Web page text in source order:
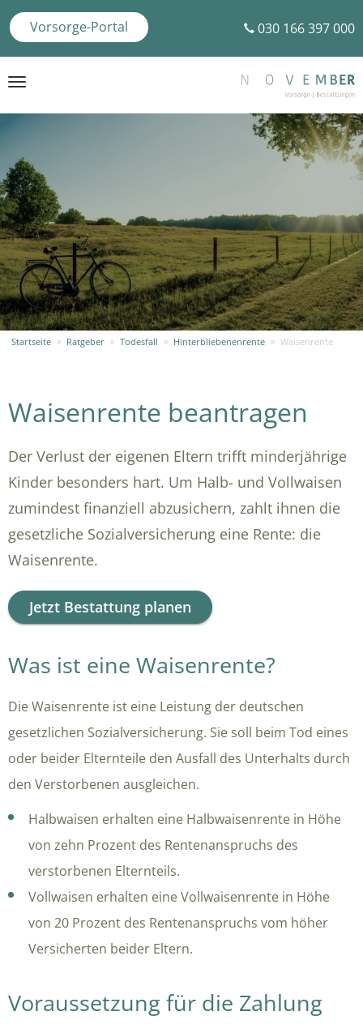
030 166 397 000
Vorsorge-Portal
Toggle
Startseite » Ratgeber » Todesfall » Hinterbliebenenrente » Waisenrente
Waisenrente beantragen
Der Verlust der eigenen Eltern trifft minderjährige
Kinder besonders hart. Um Halb- und Vollwaisen
zumindest finanziell abzusichern, zahlt ihnen die
gesetzliche Sozialversicherung eine Rente: die
Waisenrente.
Jetzt Bestattung planen
Was ist eine Waisenrente?
Die Waisenrente ist eine Leistung der deutschen
gesetzlichen Sozialversicherung. Sie soll beim Tod eines
oder beider Elternteile den Ausfall des Unterhalts durch
den Verstorbenen ausgleichen.
Halbwaisen erhalten eine Halbwaisenrente in Höhe
von zehn Prozent des Rentenanspruchs des
verstorbenen Elternteils.
Vollwaisen erhalten eine Vollwaisenrente in Höhe
von 20 Prozent des Rentenanspruchs vom höher
Versicherten beider Eltern.
Voraussetzung für die Zahlung